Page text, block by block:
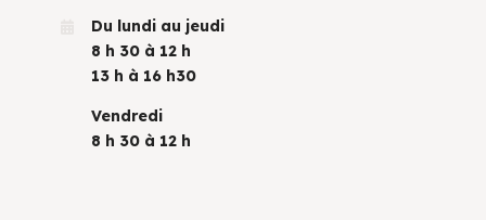
Du lundi au jeudi
8 h 30 à 12 h
13 h à 16 h30
Vendredi
8 h 30 à 12 h